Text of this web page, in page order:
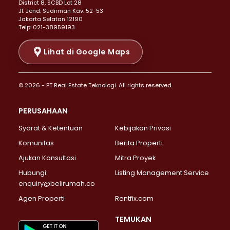
Properti Dijual di Senen >
Properti Dijual di Tanah Abang >
Properti Dijual di Cikini >
Properti Dijual di Kramat >
Properti Dijual di Pasar Baru >
Properti Dijual di Bendungan Hilir >
Properti Dijual di Jakarta Selatan >
Properti Dijual di Lebak Bulus >
Properti Dijual di Gandaria Selatan >
Properti Dijual di Pondok Labu >
Properti Dijual di Lenteng Agung >
Properti Dijual di Senayan >
Properti Dijual di Pondok Pinang >
Properti Dijual di Kebayoran Lama >
Properti Dijual di Kebayoran Baru >
District 8, SCBD Lot 28
JI. Jend. Sudirman Kav. 52-53
Jakarta Selatan 12190
Telp: 021-38959193
Lihat di Google Maps
© 2026 - PT Real Estate Teknologi. All rights reserved.
PERUSAHAAN
Syarat & Ketentuan
Kebijakan Privasi
Komunitas
Berita Properti
Ajukan Konsultasi
Mitra Proyek
Hubungi:
enquiry@belirumah.co
Listing Management Service
Agen Properti Rentfix.com
TEMUKAN